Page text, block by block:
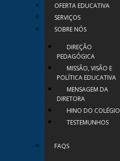
OFERTA EDUCATIVA
SERVIÇOS
SOBRE NÓS
DIREÇÃO
PEDAGÓGICA
MISSÃO, VISÃO E
POLÍTICA EDUCATIVA
MENSAGEM DA
DIRETORA
HINO DO COLÉGIO
TESTEMUNHOS
FAQS